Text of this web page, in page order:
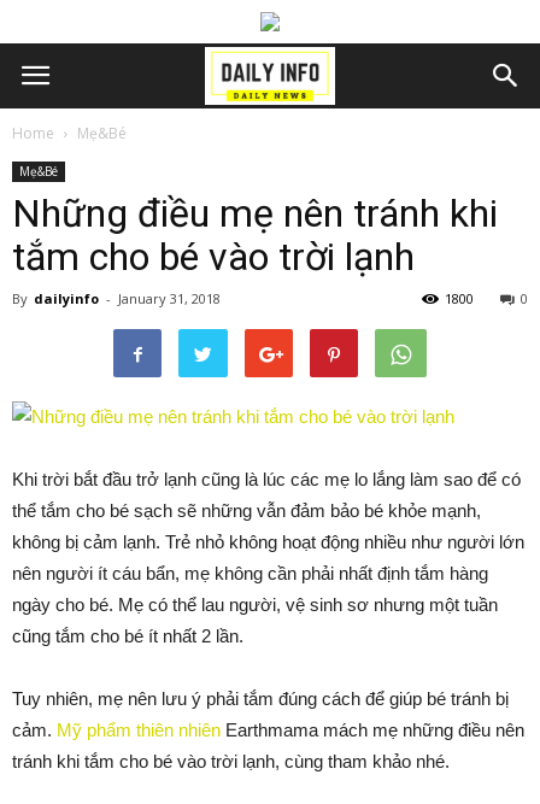
Home Mẹ&Bé
Mẹ&Bé
Những điều mẹ nên tránh khi
tắm cho bé vào trời lạnh
By dailyinfo - January 31, 2018 0
1800
Khi trời bắt đầu trở lạnh cũng là lúc các mẹ lo lắng làm sao để có
thể tắm cho bé sạch sẽ những vẫn đảm bảo bé khỏe mạnh,
không bị cảm lạnh. Trẻ nhỏ không hoạt động nhiều như người lớn
nên người ít cáu bẩn, mẹ không cần phải nhất định tắm hàng
ngày cho bé. Mẹ có thể lau người, vệ sinh sơ nhưng một tuần
cũng tắm cho bé ít nhất 2 lần.
Tuy nhiên, mẹ nên lưu ý phải tắm đúng cách để giúp bé tránh bị
cảm. Mỹ phẩm thiên nhiên Earthmama mách mẹ những điều nên
tránh khi tắm cho bé vào trời lạnh, cùng tham khảo nhé.